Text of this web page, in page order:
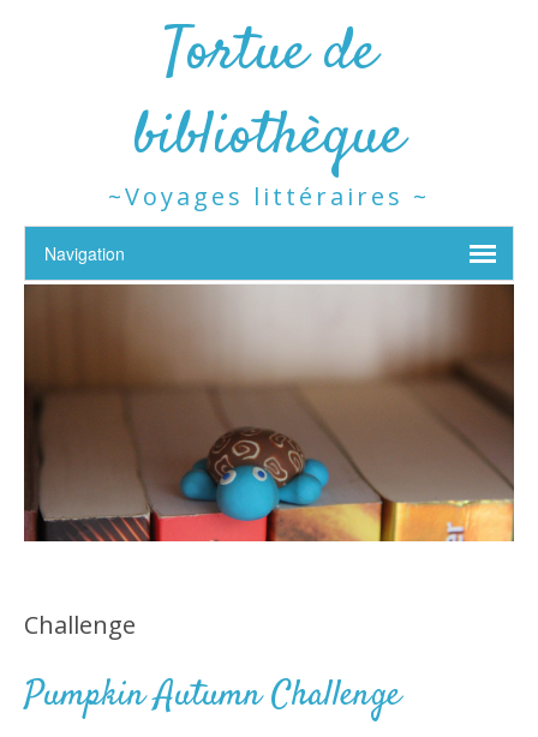
Tortue de
bibliothèque
~Voyages littéraires ~
Challenge
Pumpkin Autumn Challenge